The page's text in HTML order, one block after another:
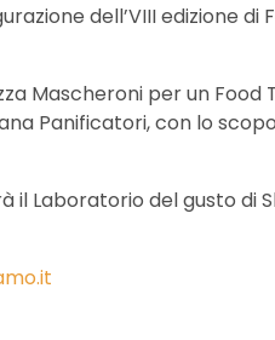
dell’VIII edizione
Mascheroni per un
Panificatori, con lo
il Laboratorio del gusto di